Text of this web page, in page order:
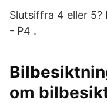
Slutsiffra 4 eller 5?
- P4 .
om